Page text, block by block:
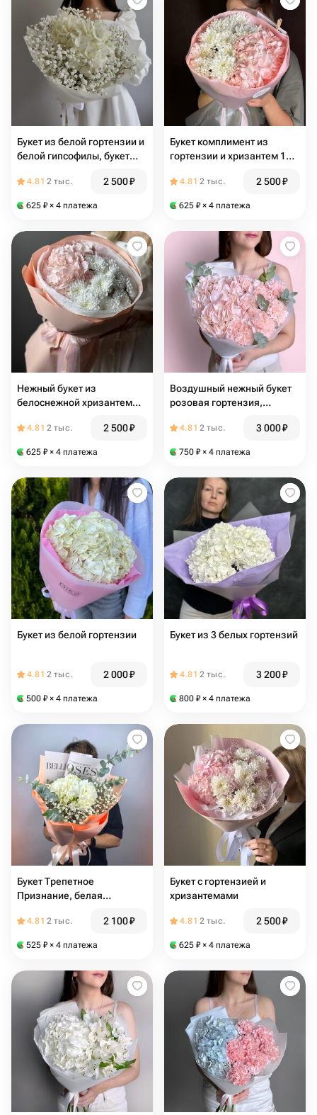
Букет из белой гортензии и
белой гипсофилы, букет
4.81 2 тыс. 2 500₽
625 ₽ × 4 платежа
Букет комплимент из
гортензии и хризантем 1
4.81 2 тыс. 2 500₽
625 ₽ × 4 платежа
Нежный букет из
белоснежной хризантемы и
4.81 2 тыс. 2 500₽
625 ₽ × 4 платежа
Воздушный нежный букет
розовая гортензия,
4.81 2 тыс. 3 000₽
750 ₽ × 4 платежа
Букет из белой гортензии
4.81 2 тыс. 2 000₽
500 ₽ × 4 платежа
Букет из 3 белых гортензий
4.81 2 тыс. 3 200₽
800 ₽ × 4 платежа
Букет Трепетное
Признание, белая
4.81 2 тыс. 2 100₽
525 ₽ × 4 платежа
Букет с гортензией и
хризантемами
4.81 2 тыс. 2 500₽
625 ₽ × 4 платежа